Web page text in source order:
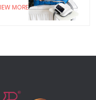
MORE